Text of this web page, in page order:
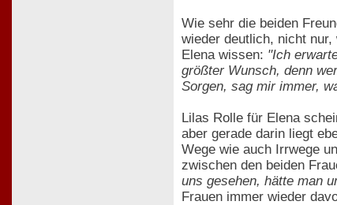
Wie sehr die beiden
wieder deutlich, nicht
Elena wissen: "Ich
größter Wunsch, denn
Sorgen, sag mir immer,
Lilas Rolle für Elena
aber gerade darin liegt
Wege wie auch Irrwege
zwischen den beiden
uns gesehen, hätte man
Frauen immer wieder